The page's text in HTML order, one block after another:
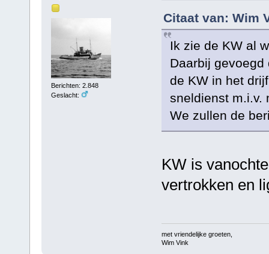
Berichten: 2.848
Geslacht:
Citaat van: Wim
Ik zie de KW al
Daarbij
de KW in het
sneldienst m.i.v.
We zullen de
KW is
vertrokken en
met vriendelijke groeten,
Wim Vink